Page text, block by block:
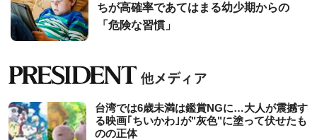
ちが高確率であてはまる幼少期からの
「危険な習慣」
台湾では6歳未満は鑑賞NGに…大人が震撼す
る映画｢ちいかわ｣が"灰色"に塗って伏せたも
のの正体